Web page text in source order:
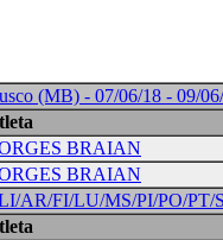
(MB) - 07/06/18 - 09/
BRAIAN
BRAIAN
AR/FI/LU/MS/PI/PO/